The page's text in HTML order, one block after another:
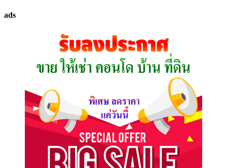
ที่
ads